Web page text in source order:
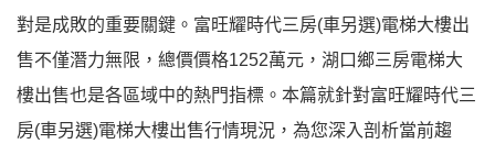
對是成敗的重要關鍵。富旺耀時代三房(車另選)電梯大樓出
售不僅潛力無限，總價價格1252萬元，湖口鄉三房電梯大
樓出售也是各區域中的熱門指標。本篇就針對富旺耀時代三
房(車另選)電梯大樓出售行情現況，為您深入剖析當前趨